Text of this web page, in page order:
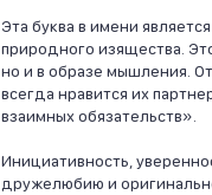
Эта буква в имени
природного изящества.
но и в образе мышления.
всегда нравится их
взаимных обязательств».
Инициативность,
дружелюбию и